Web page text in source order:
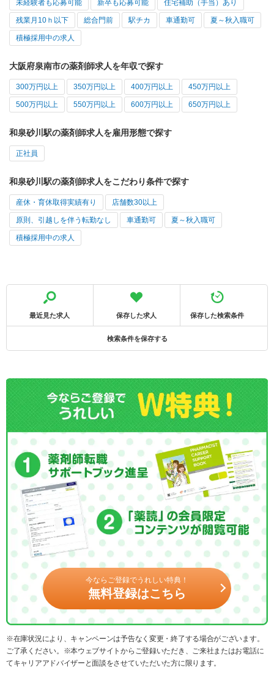
未経験者も応募可能 新卒も応募可能 住宅補助（手当）あり
残業月10ｈ以下 総合門前 駅チカ 車通勤可 夏～秋入職可
積極採用中の求人
大阪府泉南市の薬剤師求人を年収で探す
300万円以上 350万円以上 400万円以上 450万円以上
500万円以上 550万円以上 600万円以上 650万円以上
和泉砂川駅の薬剤師求人を雇用形態で探す
正社員
和泉砂川駅の薬剤師求人をこだわり条件で探す
産休・育休取得実績有り 店舗数30以上
原則、引越しを伴う転勤なし 車通勤可 夏～秋入職可
積極採用中の求人
最近見た求人 保存した求人 保存した検索条件
検索条件を保存する
今ならご登録でうれしい特典！
無料登録はこちら
※在庫状況により、キャンペーンは予告なく変更・終了する場合がございます。
ご了承ください。※本ウェブサイトからご登録いただき、ご来社またはお電話に
てキャリアアドバイザーと面談をさせていただいた方に限ります。